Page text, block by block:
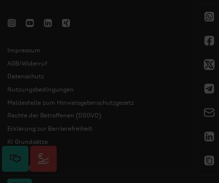
Impressum
AGB/Widerruf
Datenschutz
Nutzungsbedingungen
Meldestelle zum Hinweisgeberschutzgesetz
Rechte der Betroffenen (DSGVO)
Erklärung zur Barrierefreiheit
KI Grundsätze
© 2026 ERF